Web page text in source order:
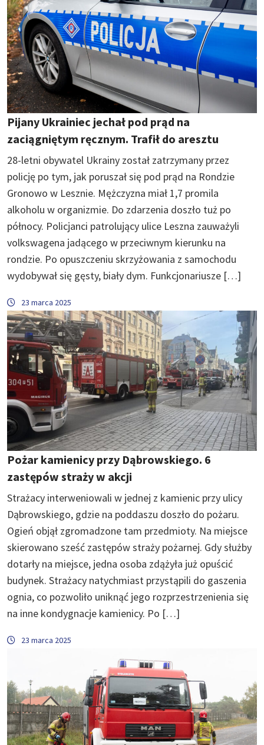
Pijany Ukrainiec jechał pod prąd na
zaciągniętym ręcznym. Trafił do aresztu
28-letni obywatel Ukrainy został zatrzymany przez
policję po tym, jak poruszał się pod prąd na Rondzie
Gronowo w Lesznie. Mężczyzna miał 1,7 promila
alkoholu w organizmie. Do zdarzenia doszło tuż po
północy. Policjanci patrolujący ulice Leszna zauważyli
volkswagena jadącego w przeciwnym kierunku na
rondzie. Po opuszczeniu skrzyżowania z samochodu
wydobywał się gęsty, biały dym. Funkcjonariusze […]
23 marca 2025
Pożar kamienicy przy Dąbrowskiego. 6
zastępów straży w akcji
Strażacy interweniowali w jednej z kamienic przy ulicy
Dąbrowskiego, gdzie na poddaszu doszło do pożaru.
Ogień objął zgromadzone tam przedmioty. Na miejsce
skierowano sześć zastępów straży pożarnej. Gdy służby
dotarły na miejsce, jedna osoba zdążyła już opuścić
budynek. Strażacy natychmiast przystąpili do gaszenia
ognia, co pozwoliło uniknąć jego rozprzestrzenienia się
na inne kondygnacje kamienicy. Po […]
23 marca 2025